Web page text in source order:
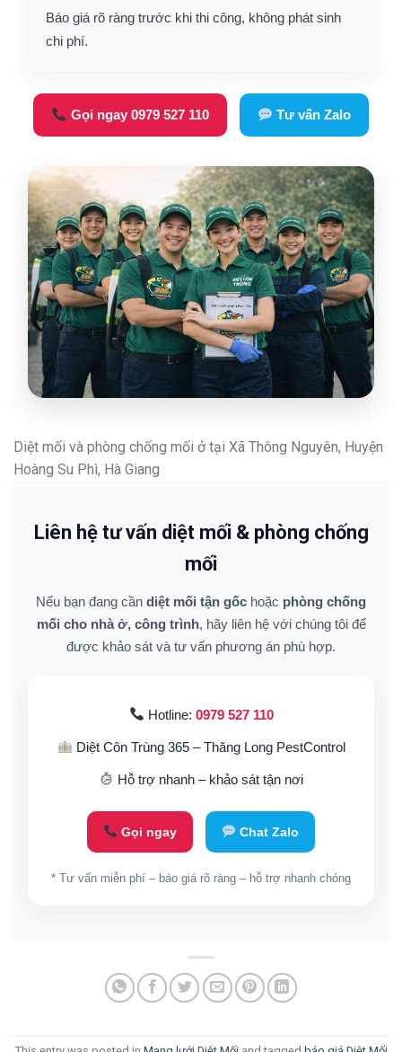
Báo giá rõ ràng trước khi thi công, không phát sinh
chi phí.
Gọi ngay 0979 527 110 Tư vấn Zalo
Diệt mối và phòng chống mối ở tại Xã Thông Nguyên, Huyện
Hoàng Su Phì, Hà Giang
Liên hệ tư vấn diệt mối & phòng chống
mối
Nếu bạn đang cần diệt mối tận gốc hoặc phòng chống
mối cho nhà ở, công trình, hãy liên hệ với chúng tôi để
được khảo sát và tư vấn phương án phù hợp.
Hotline: 0979 527 110
Diệt Côn Trùng 365 – Thăng Long PestControl
Hỗ trợ nhanh – khảo sát tận nơi
Gọi ngay Chat Zalo
* Tư vấn miễn phí – báo giá rõ ràng – hỗ trợ nhanh chóng